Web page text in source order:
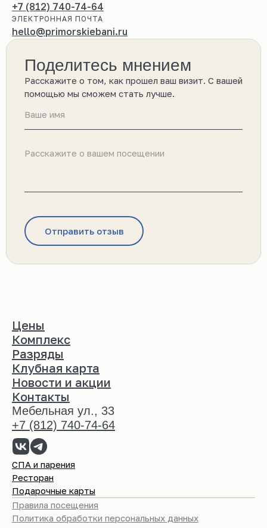
+7 (812) 740-74-64
ЭЛЕКТРОННАЯ ПОЧТА
hello@primorskiebani.ru
Поделитесь мнением
Расскажите о том, как прошел ваш визит. С вашей
помощью мы сможем стать лучше.
Отправить отзыв
Цены
Комплекс
Разряды
Клубная карта
Новости и акции
Контакты
СПА и парения
Ресторан
Подарочные карты
Мебельная ул., 33
+7 (812) 740-74-64
Правила посещения
Политика обработки персональных данных